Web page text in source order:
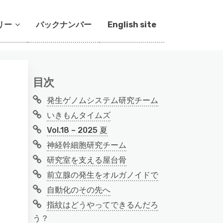
ー バックナンバー English site
目次
発生ゲノムシステム研究チーム
いきもんタイムズ
Vol.18 – 2025 夏
神経幹細胞研究チーム
研究室を支える屋台骨
前立腺の発生をオルガノイドで
自動化のその先へ
指紋はどうやってできるんだろ
う？